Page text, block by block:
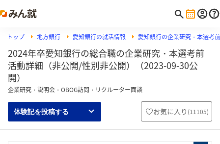
トップ 地方銀行 愛知銀行の就活情報 愛知銀行の企業研究・本選考
2024年卒愛知銀行の総合職の企業研究・本選考前
活動詳細（非公開/性別非公開）（2023-09-30公
開）
企業研究・説明会・OBOG訪問・リクルーター面談
体験記を投稿する お気に入り (11105)